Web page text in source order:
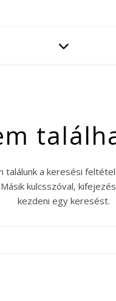
találunk a keresési
kulcsszóval,
kezdeni egy keresést.